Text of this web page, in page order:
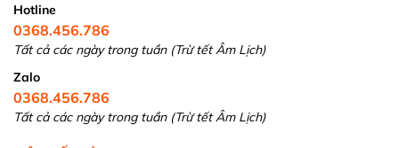
Hotline
0368.456.786
Tất cả các ngày trong tuần (Trừ tết Âm Lịch)
Zalo
0368.456.786
Tất cả các ngày trong tuần (Trừ tết Âm Lịch)